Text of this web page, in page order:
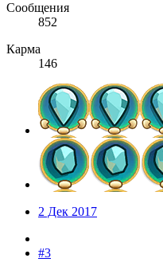
Сообщения
852
Карма
146
2 Дек 2017
#3